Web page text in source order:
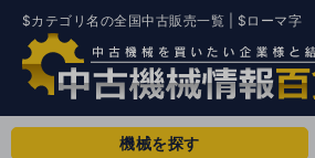
$カテゴリ名の全国中古販売一覧 | $ローマ字
機械を探す